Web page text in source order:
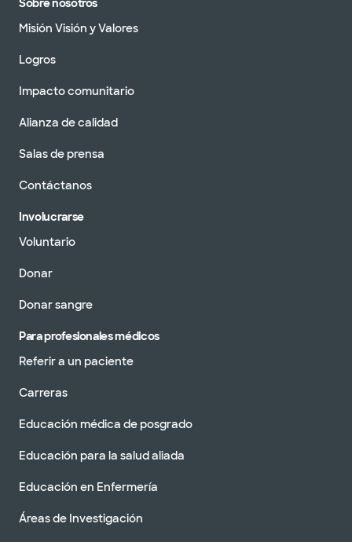
Sobre nosotros
Misión Visión y Valores
Logros
Impacto comunitario
Alianza de calidad
Salas de prensa
Contáctanos
Involucrarse
Voluntario
Donar
Donar sangre
Para profesionales médicos
Referir a un paciente
Carreras
Educación médica de posgrado
Educación para la salud aliada
Educación en Enfermería
Áreas de Investigación